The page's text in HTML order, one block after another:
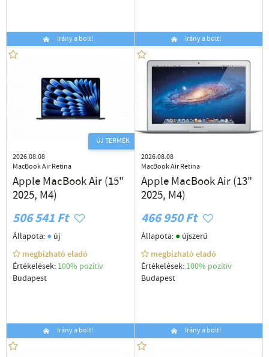
Irány a bolt! Irány a bolt!
ÚJ TERMÉK
2026.08.08
MacBook Air Retina
Apple MacBook Air (15"
2025, M4)
506 541 Ft
Állapota: ● új
megbízható eladó
Értékelések: 100% pozítiv
Budapest
Irány a bolt!
2026.08.08
MacBook Air Retina
Apple MacBook Air (13"
2025, M4)
466 950 Ft
Állapota: ●újszerű
megbízható eladó
Értékelések: 100% pozítiv
Budapest
Irány a bolt!